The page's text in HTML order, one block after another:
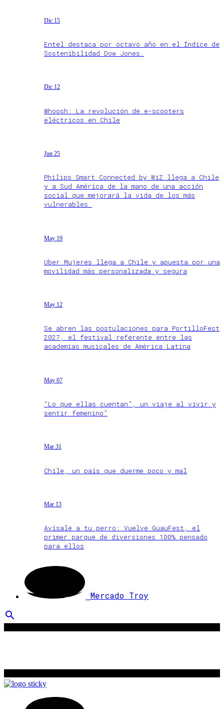
Dic 15
Entel destaca por octavo año en el Índice de
Sostenibilidad Dow Jones.
Dic 12
Whoosh: La revolución de e-scooters
eléctricos en Chile
Jun 25
Philips Smart Connected by WiZ llega a Chile
y a Sud América de la mano de una acción
social que mejorará la vida de los más
vulnerables
May 19
Uber Mujeres llega a Chile y apuesta por una
movilidad más personalizada y segura
May 12
Se abren las postulaciones para PortilloFest
2027, el festival referente entre las
academias musicales de América Latina
May 07
“Lo que ellas cuentan”, un viaje al vivir y
sentir femenino”
Mar 31
Chile, un país que duerme poco y mal
Mar 13
Avísale a tu perro: Vuelve GuauFest, el
primer parque de diversiones 100% pensado
para ellos
Mercado Troy
search